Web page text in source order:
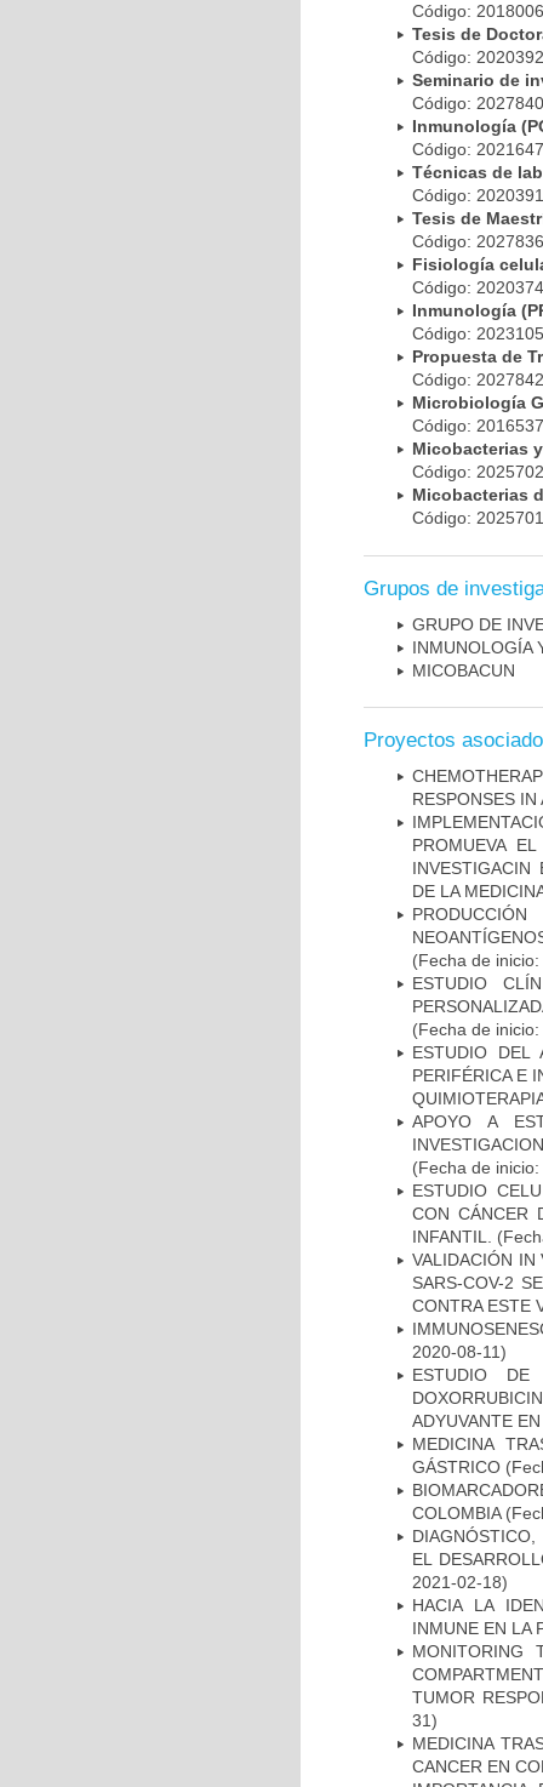
Código:
Tesis de
Código:
Seminario de
Código:
Inmunología
Código:
Técnicas de
Código:
Tesis de
Código:
Fisiología
Código:
Inmunología
Código:
Propuesta de
Código:
Microbiología
Código:
Micobacterias
Código:
Micobacterias
Código:
Grupos de
GRUPO DE
INMUNOLOGÍA
MICOBAC­UN
Proyectos
RESPONSES IN
PROMUEVA
INVESTIGACIN
DE LA
(Fecha de
ESTUDIO
(Fecha de
ESTUDIO DEL
PERIFÉRICA E
APOYO A
(Fecha de
ESTUDIO
CON CÁNCER
INFANTIL.
VALIDACIÓN IN
SARS-COV-2
CONTRA ESTE
2020-08-11)
ESTUDIO DE
ADYUVANTE
MEDICINA
GÁSTRICO
COLOMBIA
EL
2021-02-18)
HACIA LA
INMUNE EN LA
MONITORING
TUMOR
31)
MEDICINA
CANCER EN